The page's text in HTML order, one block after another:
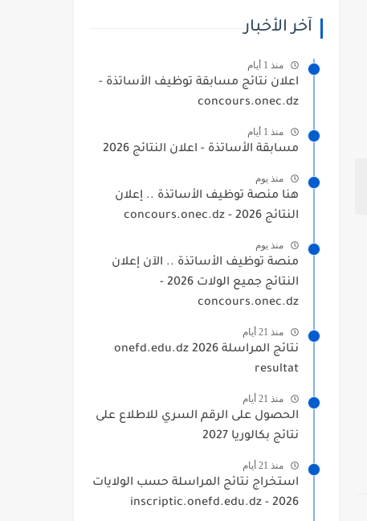
آخر الأخبار
منذ 1 أيام
اعلان نتائج مسابقة توظيف الأساتذة -
concours.onec.dz
منذ 1 أيام
مسابقة الأساتذة - اعلان النتائج 2026
منذ يوم
هنا منصة توظيف الأساتذة .. إعلان
النتائج 2026 - concours.onec.dz
منذ يوم
منصة توظيف الأساتذة .. الآن إعلان
النتائج جميع الولات 2026 -
concours.onec.dz
منذ 21 أيام
نتائج المراسلة 2026 onefd.edu.dz
resultat
منذ 21 أيام
الحصول على الرقم السري للاطلاع على
نتائج بكالوريا 2027
منذ 21 أيام
استخراج نتائج المراسلة حسب الولايات
2026 - inscriptic.onefd.edu.dz